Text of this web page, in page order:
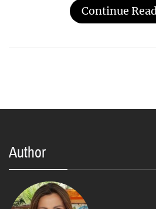
Continue
Author